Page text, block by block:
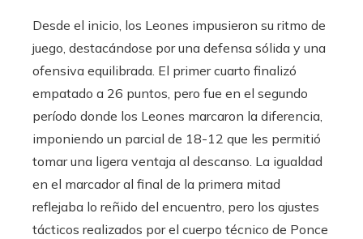
Desde el inicio, los Leones impusieron su ritmo de
juego, destacándose por una defensa sólida y una
ofensiva equilibrada. El primer cuarto finalizó
empatado a 26 puntos, pero fue en el segundo
período donde los Leones marcaron la diferencia,
imponiendo un parcial de 18-12 que les permitió
tomar una ligera ventaja al descanso. La igualdad
en el marcador al final de la primera mitad
reflejaba lo reñido del encuentro, pero los ajustes
tácticos realizados por el cuerpo técnico de Ponce